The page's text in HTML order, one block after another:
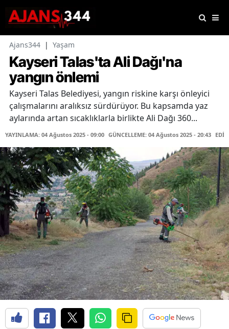
Ajans344 | Yaşam
Kayseri Talas'ta Ali Dağı'na
yangın önlemi
Kayseri Talas Belediyesi, yangın riskine karşı önleyici
çalışmalarını aralıksız sürdürüyor. Bu kapsamda yaz
aylarında artan sıcaklıklarla birlikte Ali Dağı 360...
YAYINLAMA: 04 Ağustos 2025 - 09:00 GÜNCELLEME: 04 Ağustos 2025 - 20:43